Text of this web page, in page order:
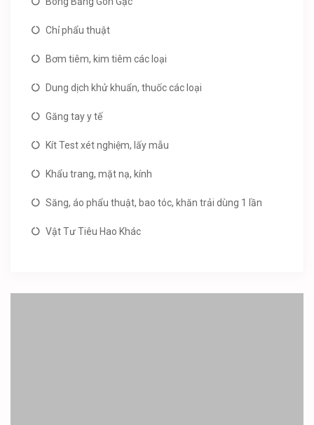
Chỉ phẩu thuật
Bơm tiêm, kim tiêm các loại
Dung dịch khử khuẩn, thuốc các loại
Găng tay y tế
Kít Test xét nghiệm, lấy mẫu
Khẩu trang, mặt nạ, kính
Săng, áo phẩu thuật, bao tóc, khăn trải dùng 1 lần
Vật Tư Tiêu Hao Khác